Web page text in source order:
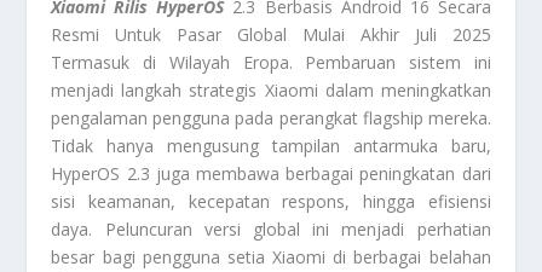
Xiaomi Rilis HyperOS2.3 Berbasis Android 16 Secara
Resmi Untuk Pasar Global Mulai Akhir Juli 2025
Termasuk di Wilayah Eropa. Pembaruan sistem ini
menjadi langkah strategis Xiaomi dalam meningkatkan
pengalaman pengguna pada perangkat flagship mereka.
Tidak hanya mengusung tampilan antarmuka baru,
HyperOS 2.3 juga membawa berbagai peningkatan dari
sisi keamanan, kecepatan respons, hingga efisiensi
daya. Peluncuran versi global ini menjadi perhatian
besar bagi pengguna setia Xiaomi di berbagai belahan